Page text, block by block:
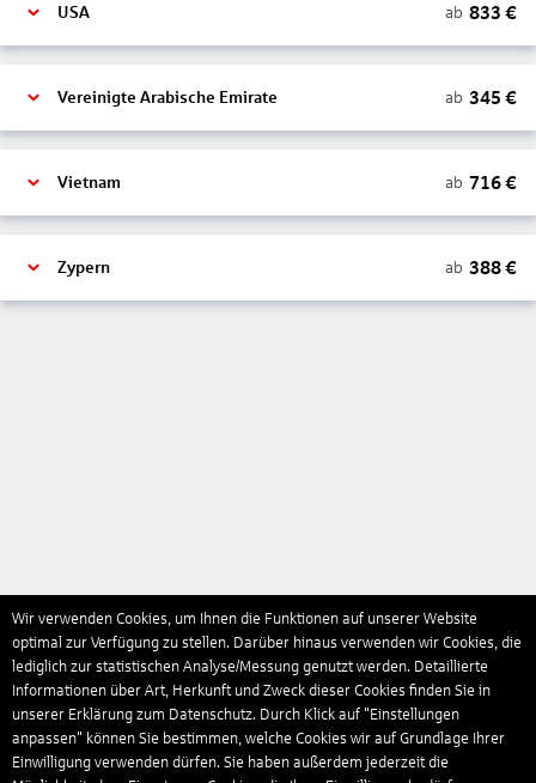
USA ab 833 €
Vereinigte Arabische Emirate ab 345 €
Vietnam ab 716€
Zypern ab 388€
Wir verwenden Cookies, um Ihnen die Funktionen auf unserer Website
optimal zur Verfügung zu stellen. Darüber hinaus verwenden wir Cookies, die
lediglich zur statistischen Analyse/Messung genutzt werden. Detaillierte
Informationen über Art, Herkunft und Zweck dieser Cookies finden Sie in
unserer Erklärung zum Datenschutz. Durch Klick auf "Einstellungen
anpassen" können Sie bestimmen, welche Cookies wir auf Grundlage Ihrer
Einwilligung verwenden dürfen. Sie haben außerdem jederzeit die